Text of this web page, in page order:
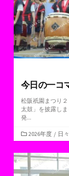
今日の一コ
松阪祇園まつり
太鼓」を披露し
発...
カ
テ
ゴ
リ
ー
2026年度 / 日